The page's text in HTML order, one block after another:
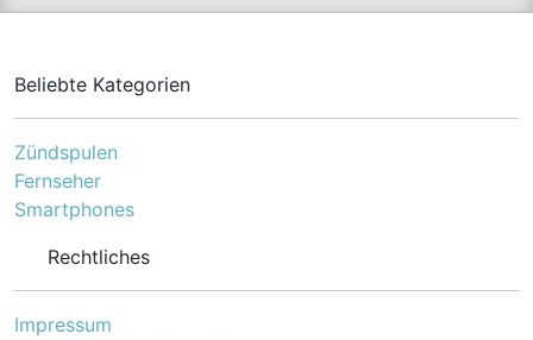
Beliebte Kategorien
Zündspulen
Fernseher
Smartphones
Rechtliches
Impressum